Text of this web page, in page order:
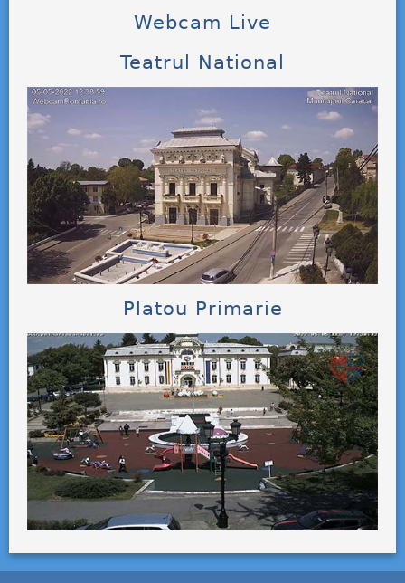
Webcam Live
Teatrul National
Platou Primarie